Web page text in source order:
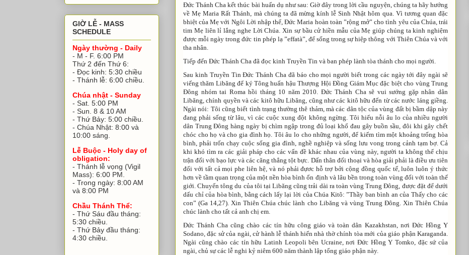
Đức Thánh Cha kết thúc bài huấn dụ như sau: Giờ đây trong lời cầu nguyện, chúng ta hãy hướng
về Mẹ Maria Rất Thánh, mà chúng ta đã mừng kính lễ Sinh Nhật hôm qua. Vì tương quan đặc
bhiệt của Mẹ với Ngôi Lời nhập thể, Đức Maria hoàn toàn ”rộng mở” cho tình yêu của Chúa, trái
tim Mẹ liên lỉ lắng nghe Lời Chúa. Xin sự bầu cử hiền mẫu của Mẹ giúp chúng ta kinh nghiệm
được mỗi ngày trong đức tin phép lạ ”effatà”, để sống trong sự hiệp thông với Thiên Chúa và với
tha nhân.
Tiếp đến Đức Thánh Cha đã đọc kinh Truyền Tin và ban phép lành tòa thánh cho mọi người.
Sau kinh Truyền Tin Đức Thánh Cha đã báo cho mọi người biết trong các ngày tới đây ngài sẽ
viếng thăm Libăng để ký Tông huấn hậu Thượng Hội Đồng Giám Mục đặc biệt cho vùng Trung
Đông nhóm tai Roma hồi tháng 10 năm 2010. Đức Thánh Cha sẽ vui sướng gặp nhân dân
Libăng, chính quyền và các kitô hữu Libăng, cũng như các kitô hữu đến từ các nước láng giềng.
Ngài nói: Tôi cũng biết tình trạng thường thê thảm, mà các dân tộc của vùng đất bị bầm dập này
đang phải sống từ lâu, vì các cuộc xung đột không ngừng. Tôi hiểu nỗi âu lo của nhiều người
dân Trung Đông hàng ngày bị chìm ngập trong đủ loại khổ đau gây buồn sầu, đôi khi gây chết
chóc cho họ và cho gia đình họ. Tôi âu lo cho những người, để kiếm tìm một khoảng trống hòa
bình, phải trốn chạy cuộc sống gia đình, nghề nghiệp và sống lưu vong trong cảnh tạm bợ. Cả
khi khó tìm ra các giải pháp cho các vấn đề khác nhau của vùng này, người ta không thể chịu
trận đối với bạo lực và các căng thẳng tột bực. Dấn thân đối thoại và hòa giải phải là điều ưu tiên
đối với tất cả mọi phe liên hệ, và nó phải đựơc hỗ trợ bởi cộng đồng quốc tế, luôn luôn ý thức
hơn về tầm quan trọng của một nền hòa bình ổn định và lâu bền trong toàn vùng đối với toàn thế
giới. Chuyến tông du của tôi tại Libăng cũng trải dài ra toàn vùng Trung Đông, được đặt để dưới
dấu chỉ của hòa bình, bằng cách lấy lại lời của Chúa Kitô: ”Thầy ban bình an của Thấy cho các
con” (Ga 14,27). Xin Thiên Chúa chúc lành cho Libăng và vùng Trung Đông. Xin Thiên Chúa
chúc lành cho tất cả anh chị em.
Đức Thánh Cha cũng chào các tín hữu công giáo và toàn dân Kazakhstan, nơi Đức Hồng Y
Sodano, đặc sử của ngài, cử hành lễ thánh hiến nhà thờ chính tòa mới của giáo phận Karaganda.
Ngài cũng chào các tín hữu Latinh Leopoli bên Ucraine, nơi Đức Hồng Y Tomko, đặc sứ của
ngài, chủ sự các lễ nghi kỷ niêm 600 năm thành lập tổng giáo phận này.
GIỜ LỄ - MASS
SCHEDULE
Ngày thường - Daily
- M - F. 6:00 PM
Thứ 2 đến Thứ 6:
- Đọc kinh: 5:30 chiều
- Thánh lễ: 6:00 chiều.
Chúa nhật - Sunday
- Sat. 5:00 PM
- Sun. 8 & 10 AM
- Thứ Bảy: 5:00 chiều.
- Chúa Nhật: 8:00 và
10:00 sáng.
Lễ Buộc - Holy day of
obligation:
- Thánh lễ vọng (Vigil
Mass): 6:00 PM.
- Trong ngày: 8:00 AM
và 8:00 PM
Chầu Thánh Thể:
- Thứ Sáu đầu tháng:
5:30 chiều.
- Thứ Bảy đầu tháng:
4:30 chiều.